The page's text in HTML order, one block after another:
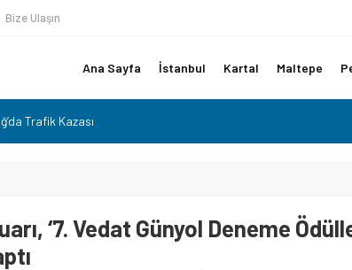
Bize Ulaşın
Ana Sayfa İstanbul Kartal Maltepe
Kartal İlçe Başkanı Haydar Göksoy, Yakacık Spor Kulübü’nde
‘7. Vedat Günyol Deneme